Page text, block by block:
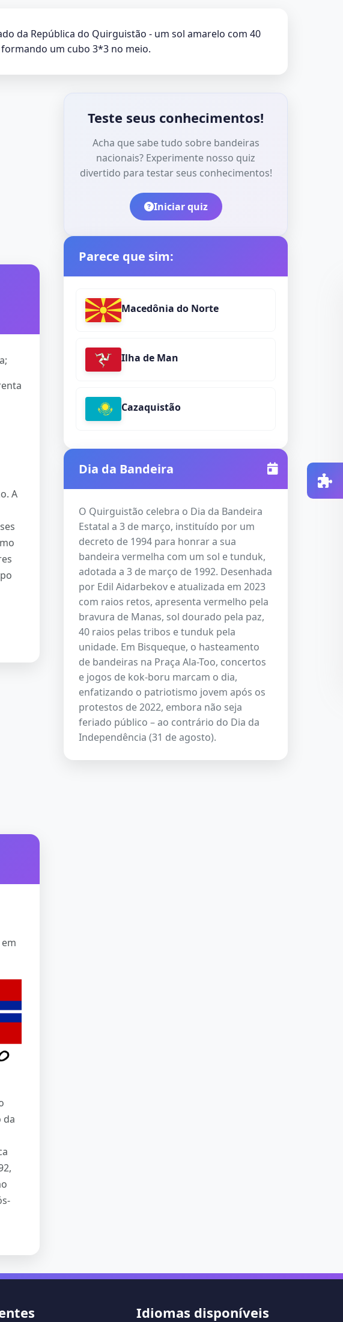
da República do Quirguistão - um sol amarelo com 40
um cubo 3*3 no meio.
A
da
Teste seus conhecimentos!
Acha que sabe tudo sobre bandeiras
nacionais? Experimente nosso quiz
divertido para testar seus conhecimentos!
Iniciar quiz
Parece que sim:
Macedônia do Norte
Ilha de Man
Cazaquistão
Dia da Bandeira
O Quirguistão celebra o Dia da Bandeira
Estatal a 3 de março, instituído por um
decreto de 1994 para honrar a sua
bandeira vermelha com um sol e tunduk,
adotada a 3 de março de 1992. Desenhada
por Edil Aidarbekov e atualizada em 2023
com raios retos, apresenta vermelho pela
bravura de Manas, sol dourado pela paz,
40 raios pelas tribos e tunduk pela
unidade. Em Bisqueque, o hasteamento
de bandeiras na Praça Ala-Too, concertos
e jogos de kok-boru marcam o dia,
enfatizando o patriotismo jovem após os
protestos de 2022, embora não seja
feriado público – ao contrário do Dia da
Independência (31 de agosto).
Idiomas disponíveis